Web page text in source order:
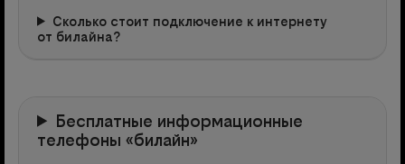
Сколько стоит подключение к интернету
от билайна?
Бесплатные информационные
телефоны «билайн»